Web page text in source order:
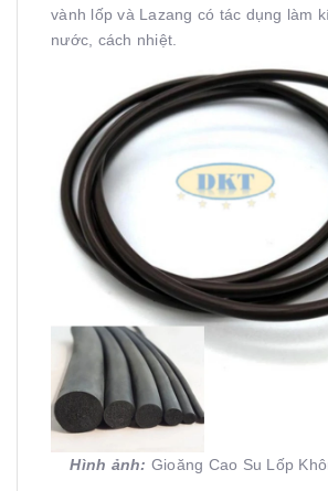
vành lốp và Lazang có tác dụng làm
nước, cách nhiệt.
Hình ảnh: Gioăng Cao Su Lốp